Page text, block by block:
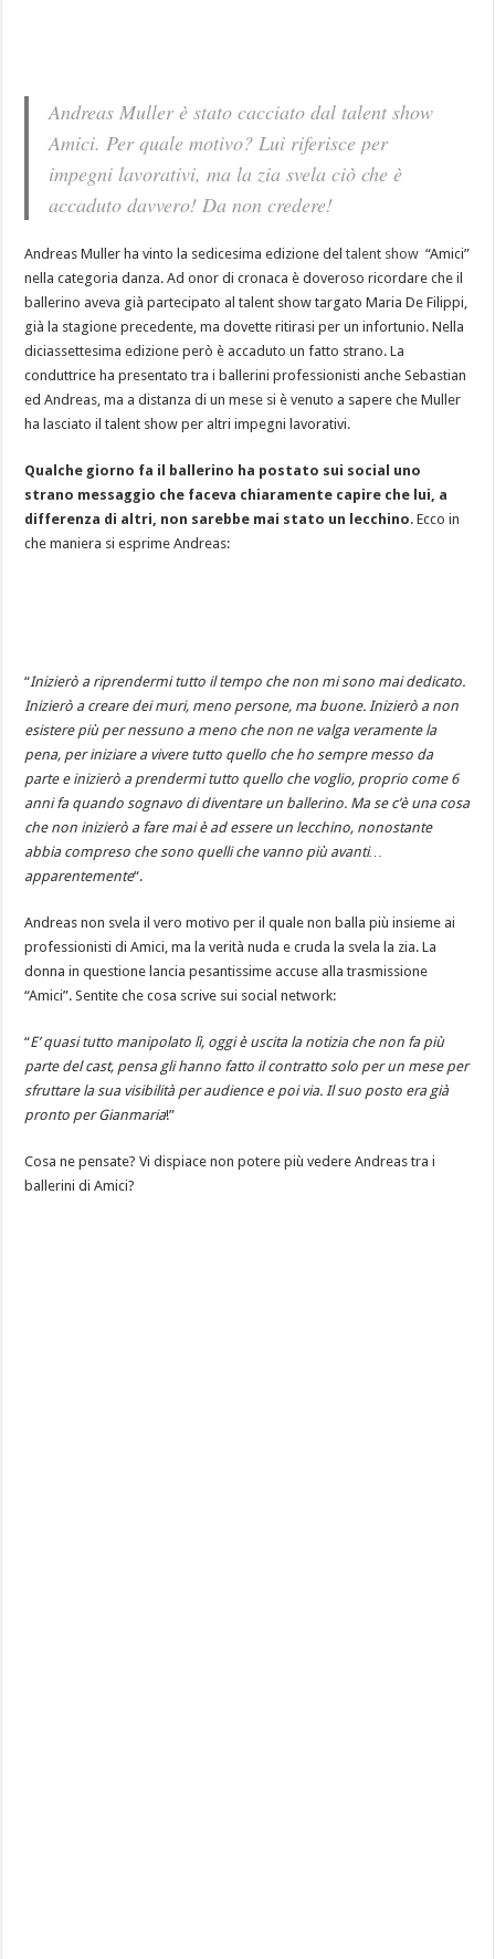
Andreas Muller è stato cacciato dal talent show
Amici. Per quale motivo? Lui riferisce per
impegni lavorativi, ma la zia svela ciò che è
accaduto davvero! Da non credere!
Andreas Muller ha vinto la sedicesima edizione deltalent show “Amici”
nella categoria danza. Ad onor di cronaca è doveroso ricordare che il
ballerino aveva già partecipato al talent show targato Maria De Filippi,
già la stagione precedente, ma dovette ritirasi per un infortunio. Nella
diciassettesima edizione però è accaduto un fatto strano. La
conduttrice ha presentato tra i ballerini professionisti anche Sebastian
ed Andreas, ma a distanza di un mese si è venuto a sapere che Muller
ha lasciato il talent show per altri impegni lavorativi.
Qualche giorno fa il ballerino ha postato sui social uno
strano messaggio che faceva chiaramente capire che lui, a
differenza di altri, non sarebbe mai stato un lecchino. Ecco in
che maniera si esprime Andreas:
“Inizierò a riprendermi tutto il tempo che non mi sono mai dedicato.
Inizierò a creare dei muri, meno persone, ma buone. Inizierò a non
esistere più per nessuno a meno che non ne valga veramente la
pena, per iniziare a vivere tutto quello che ho sempre messo da
parte e inizierò a prendermi tutto quello che voglio, proprio come 6
anni fa quando sognavo di diventare un ballerino. Ma se c’è una cosa
che non inizierò a fare mai è ad essere un lecchino, nonostante
abbia compreso che sono quelli che vanno più avanti…
apparentemente“.
Andreas non svela il vero motivo per il quale non balla più insieme ai
professionisti di Amici, ma la verità nuda e cruda la svela la zia. La
donna in questione lancia pesantissime accuse alla trasmissione
“Amici”. Sentite che cosa scrive sui social network:
“E’ quasi tutto manipolato lì, oggi è uscita la notizia che non fa più
parte del cast, pensa gli hanno fatto il contratto solo per un mese per
sfruttare la sua visibilità per audience e poi via. Il suo posto era già
pronto per Gianmaria!”
Cosa ne pensate? Vi dispiace non potere più vedere Andreas tra i
ballerini di Amici?